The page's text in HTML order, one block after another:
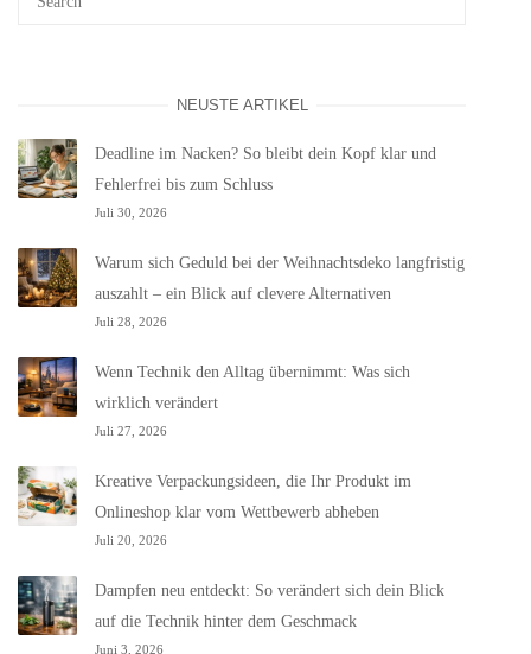
NEUSTE ARTIKEL
Deadline im Nacken? So bleibt dein Kopf klar und
Fehlerfrei bis zum Schluss
Juli 30, 2026
Warum sich Geduld bei der Weihnachtsdeko langfristig
auszahlt – ein Blick auf clevere Alternativen
Juli 28, 2026
Wenn Technik den Alltag übernimmt: Was sich
wirklich verändert
Juli 27, 2026
Kreative Verpackungsideen, die Ihr Produkt im
Onlineshop klar vom Wettbewerb abheben
Juli 20, 2026
Dampfen neu entdeckt: So verändert sich dein Blick
auf die Technik hinter dem Geschmack
Juni 3, 2026